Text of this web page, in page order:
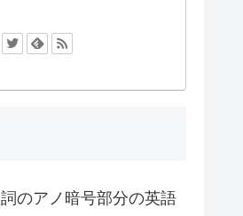
のアノ暗号部分の英語